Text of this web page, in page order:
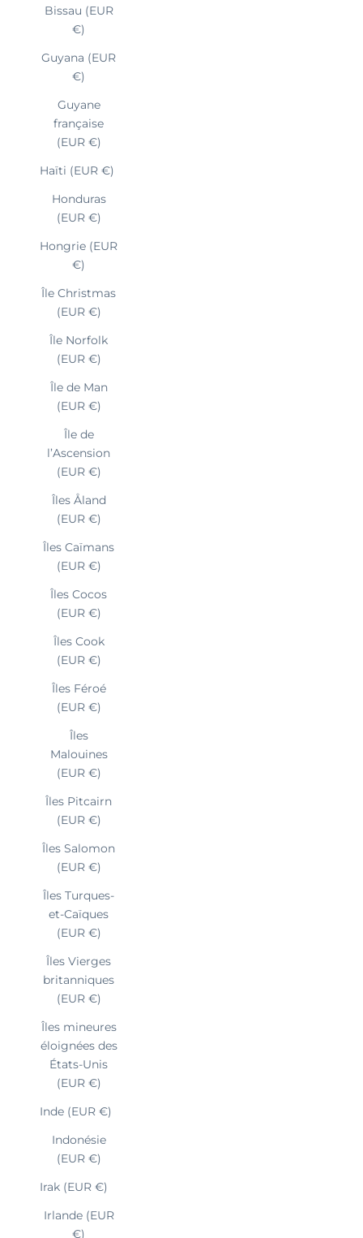
Bissau (EUR
€)
Guyana (EUR
€)
Guyane
française
(EUR €)
Haïti (EUR €)
Honduras
(EUR €)
Hongrie (EUR
€)
Île Christmas
(EUR €)
Île Norfolk
(EUR €)
Île de Man
(EUR €)
Île de
l’Ascension
(EUR €)
Îles Åland
(EUR €)
Îles Caïmans
(EUR €)
Îles Cocos
(EUR €)
Îles Cook
(EUR €)
Îles Féroé
(EUR €)
Îles
Malouines
(EUR €)
Îles Pitcairn
(EUR €)
Îles Salomon
(EUR €)
Îles Turques-
et-Caïques
(EUR €)
Îles Vierges
britanniques
(EUR €)
Îles mineures
éloignées des
États-Unis
(EUR €)
Inde (EUR €)
Indonésie
(EUR €)
Irak (EUR €)
Irlande (EUR
€)